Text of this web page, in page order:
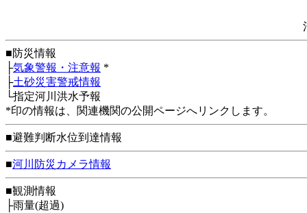
■防災情報
├気象警報・注意報 *
├土砂災害警戒情報
└指定河川洪水予報
*印の情報は、関連機関の公開ページへリンクします。
■避難判断水位到達情報
■河川防災カメラ情報
■観測情報
├雨量(超過)